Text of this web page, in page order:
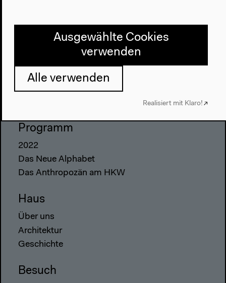
Programm
2022
Das Neue Alphabet
Das Anthropozän am HKW
Haus
Über uns
Architektur
Geschichte
Besuch
Ausgewählte Cookies
verwenden
Alle verwenden
Realisiert mit Klaro!